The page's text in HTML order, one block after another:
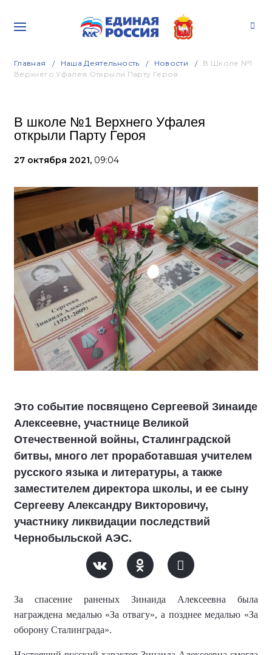
Главная Наша Деятельность Новости
В Школе №1
Верхнего Уфалея Открыли Парту Героя
В школе №1 Верхнего Уфалея
открыли Парту Героя
27 октября 2021, 09:04
Это событие посвящено Сергеевой Зинаиде
Алексеевне, участнице Великой
Отечественной войны, Сталинградской
битвы, много лет проработавшая учителем
русского языка и литературы, а также
заместителем директора школы, и ее сыну
Сергееву Александру Викторовичу,
участнику ликвидации последствий
Чернобыльской АЭС.
За спасение раненых Зинаида Алексеевна была
награждена медалью «За отвагу», а позднее медалью «За
оборону Сталинграда».